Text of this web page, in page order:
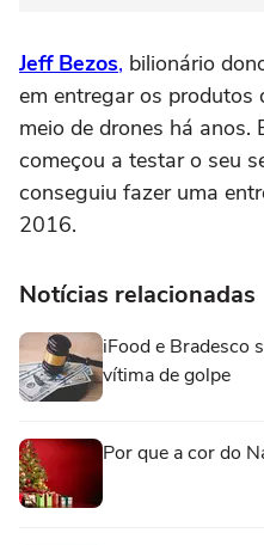
Jeff Bezos, bilionário
em entregar os produtos
meio de drones há anos.
começou a testar o seu
conseguiu fazer uma
2016.
Notícias relacionadas
iFood e Bradesco
vítima de golpe
Por que a cor do